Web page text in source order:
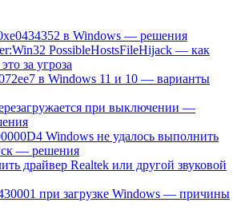
в Windows — решения
PossibleHostsFileHijack — как
за угроза
в Windows 11 и 10 — варианты
при выключении —
Windows не удалось выполнить
— решения
драйвер Realtek или другой звуковой
при загрузке Windows — причины